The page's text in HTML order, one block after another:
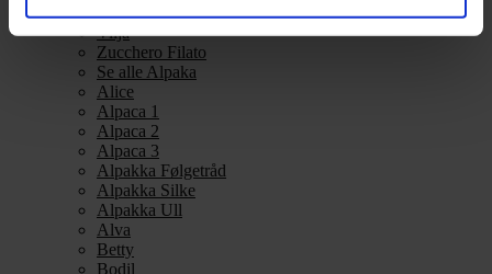
Teddy Dear
Vilja
Zucchero Filato
Se alle Alpaka
Alice
Alpaca 1
Alpaca 2
Alpaca 3
Alpakka Følgetråd
Alpakka Silke
Alpakka Ull
Alva
Betty
Bodil